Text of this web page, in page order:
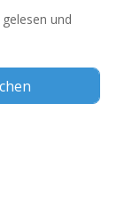
gelesen und